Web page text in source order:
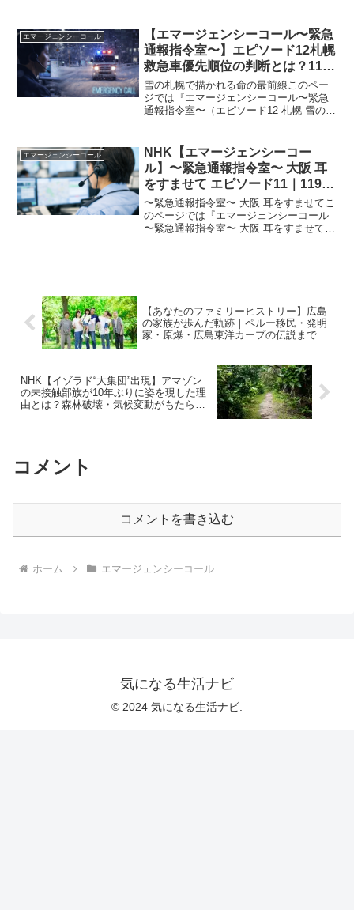
ー』」は、事故や急病の現場に居合わせ
た人の行動と、それを...
エマージェンシーコール
【エマージェンシーコール〜緊急
通報指令室〜】エピソード12札幌
救急車優先順位の判断とは？119
番何を伝えるべきかと来ない理由
を解説｜2026年3月23日
雪の札幌で描かれる命の最前線このペー
ジでは『エマージェンシーコール〜緊急
通報指令室〜（エピソード12 札幌 雪の降
覆われた札幌で増え続ける緊急通報。そ
の裏側では、...
エマージェンシーコール
NHK【エマージェンシーコー
ル】〜緊急通報指令室〜 大阪 耳
をすませて エピソード11｜119番
指令室の裏側と声だけの判断｜
2025年12月25日
〜緊急通報指令室〜 大阪 耳をすませてこ
のページでは『エマージェンシーコール
〜緊急通報指令室〜 大阪 耳をすませて
【あなたのファミリーヒストリー】広島
の家族が歩んだ軌跡｜ペルー移民・発明
家・原爆・広島東洋カープの伝説まで詳
NHK【イゾラド“大集団”出現】アマゾン
の未接触部族が10年ぶりに姿を現した理
由とは？森林破壊・気候変動がもたらす
コメント
コメントを書き込む
ホーム エマージェンシーコール
気になる生活ナビ
© 2024 気になる生活ナビ.